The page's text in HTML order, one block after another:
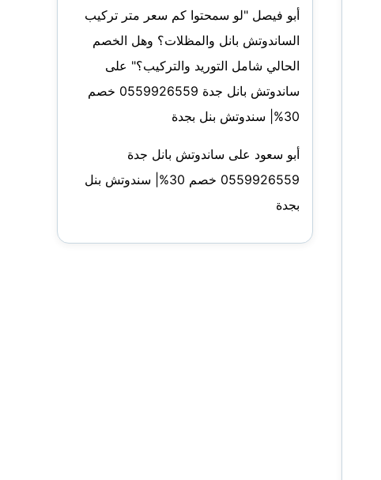
أبو فيصل "لو سمحتوا كم سعر متر تركيب
الساندوتش بانل والمظلات؟ وهل الخصم
الحالي شامل التوريد والتركيب؟" على
ساندوتش بانل جدة 0559926559 خصم
30%| سندوتش بنل بجدة
أبو سعود على ساندوتش بانل جدة
0559926559 خصم 30%| سندوتش بنل
بجدة